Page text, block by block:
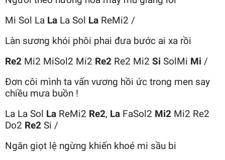
Mi Sol La La La Sol La ReMi2 /
Làn sương khói phôi phai đưa bước ai xa rồi
Re2 Mi2 MiSol2 Mi2 Re2 Re2 Mi2 Si SolMi Mi /
Đơn côi mình ta vấn vương hồi ức trong men say
chiều mưa buồn !
La La Sol La ReMi2 Re2, La FaSol2 Mi2 Mi2 Re2
Do2 Re2 Si /
Ngăn giọt lệ ngừng khiến khoé mi sầu bi